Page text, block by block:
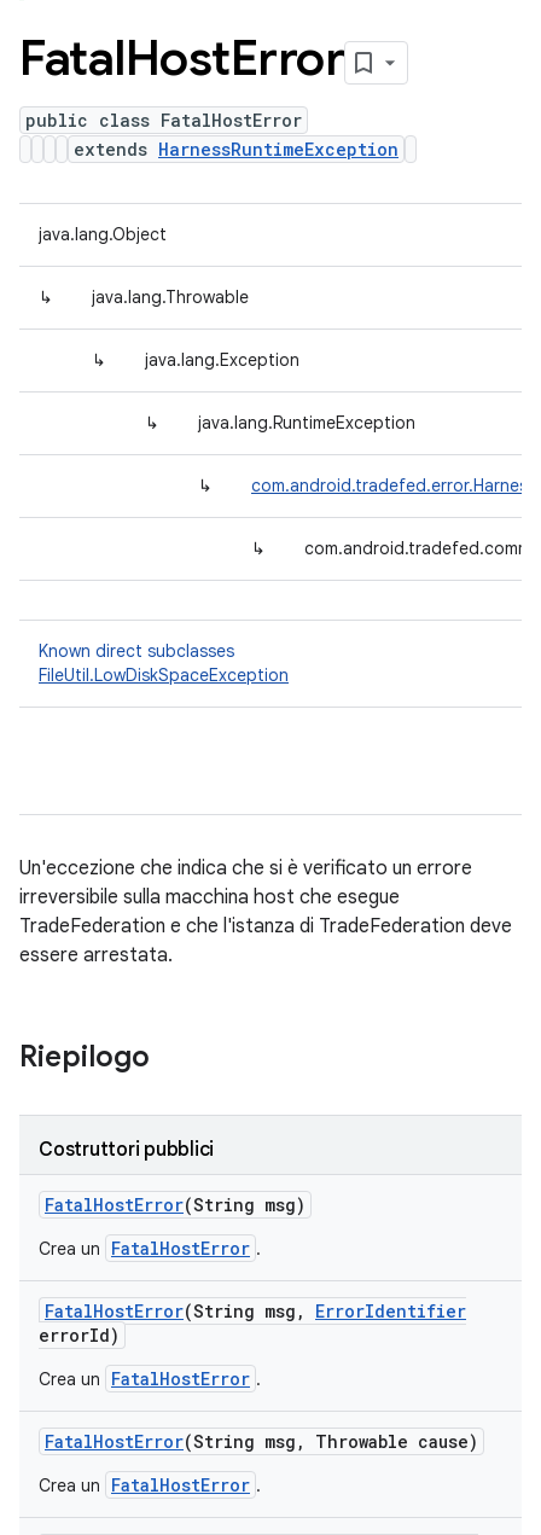
FatalHostError
public class FatalHostError
extends HarnessRuntimeException
java.lang.Object
↳ java.lang.Throwable
↳ java.lang.Exception
↳ java.lang.RuntimeException
↳
↳
Known direct subclasses
FileUtil.LowDiskSpaceException
Un'eccezione che indica che si è verificato un errore
irreversibile sulla macchina host che esegue
TradeFederation e che l'istanza di TradeFederation deve
essere arrestata.
Riepilogo
Costruttori pubblici
FatalHostError(String msg)
Crea un FatalHostError .
FatalHostError(String msg , ErrorIdentifier
errorId)
Crea un FatalHostError .
FatalHostError(String msg , Throwable cause)
Crea un FatalHostError .